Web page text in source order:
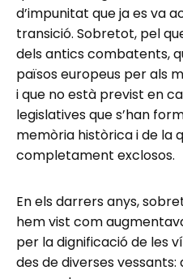
d’impunitat que ja es va
transició. Sobretot, pel
dels antics combatents,
països europeus per als
i que no està previst en
legislatives que s’han
memòria històrica i de la
completament exclosos.
En els darrers anys,
hem vist com
per la dignificació de les
des de diverses vessants: